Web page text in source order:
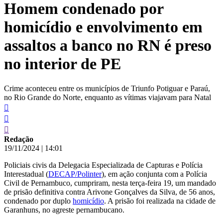
conteúdo
Homem condenado por
homicídio e envolvimento em
assaltos a banco no RN é preso
no interior de PE
Crime aconteceu entre os municípios de Triunfo Potiguar e Paraú,
no Rio Grande do Norte, enquanto as vítimas viajavam para Natal
Redação
19/11/2024 | 14:01
Policiais civis da Delegacia Especializada de Capturas e Polícia
Interestadual (DECAP/Polinter), em ação conjunta com a Polícia
Civil de Pernambuco, cumpriram, nesta terça-feira 19, um mandado
de prisão definitiva contra Arivone Gonçalves da Silva, de 56 anos,
condenado por duplo homicídio. A prisão foi realizada na cidade de
Garanhuns, no agreste pernambucano.